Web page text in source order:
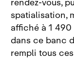
spatialisation,
affiché à 1
dans ce banc
rempli tous